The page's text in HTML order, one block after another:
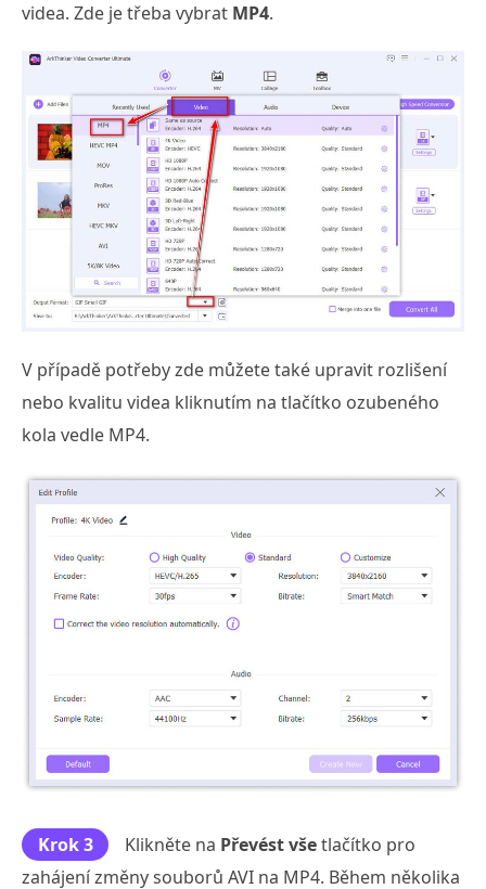
videa. Zde je třeba vybrat MP4.
V případě potřeby zde můžete také upravit rozlišení
nebo kvalitu videa kliknutím na tlačítko ozubeného
kola vedle MP4.
Krok 3 Klikněte na Převést všetlačítko pro
zahájení změny souborů AVI na MP4. Během několika